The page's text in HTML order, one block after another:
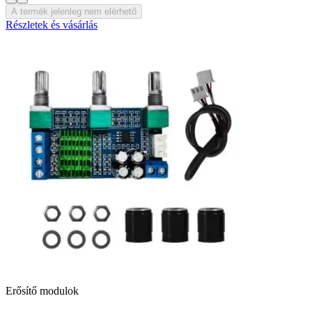
A termék jelenleg nem elérhető
Részletek és vásárlás
Erősítő modulok